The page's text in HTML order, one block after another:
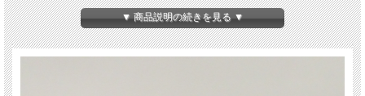
▼ 商品説明の続きを見る ▼